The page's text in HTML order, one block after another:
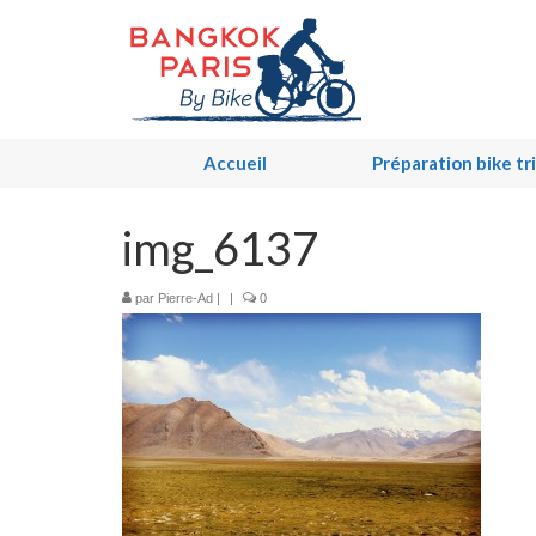
Accueil Préparation bike
img_6137
par Pierre-Ad | | 0